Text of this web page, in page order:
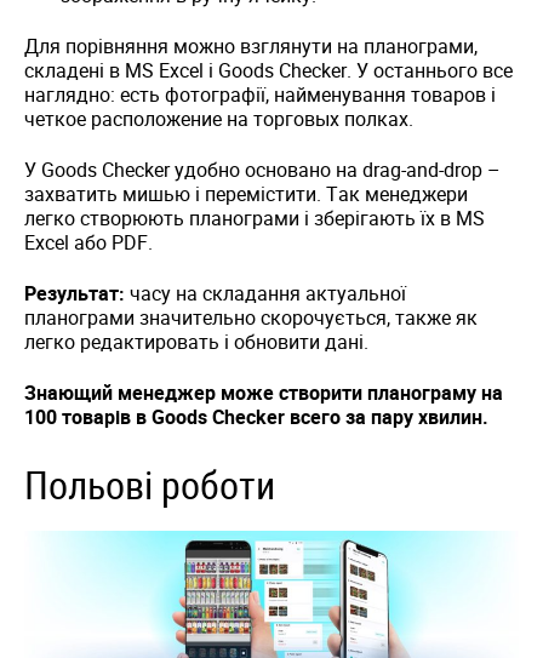
Для порівняння можно взглянути на планограми,
складені в MS Excel і Goods Checker. У останнього все
наглядно: есть фотографії, найменування товаров і
четкое расположение на торговых полках.
У Goods Checker удобно основано на drag-and-drop –
захватить мишью і перемістити. Так менеджери
легко створюють планограми і зберігають їх в MS
Excel або PDF.
Результат: часу на складання актуальної
планограми значительно скорочується, также як
легко редактировать і обновити дані.
Знающий менеджер може створити планограму на
100 товарів в Goods Checker всего за пару хвилин.
Польові роботи